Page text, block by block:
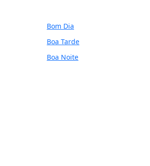
Bom Dia
Boa Tarde
Boa Noite